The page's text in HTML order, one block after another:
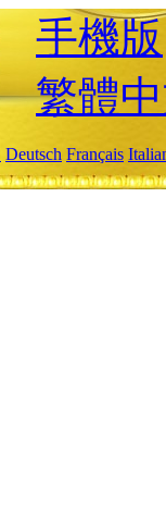
手機版
繁體
Deutsch Français